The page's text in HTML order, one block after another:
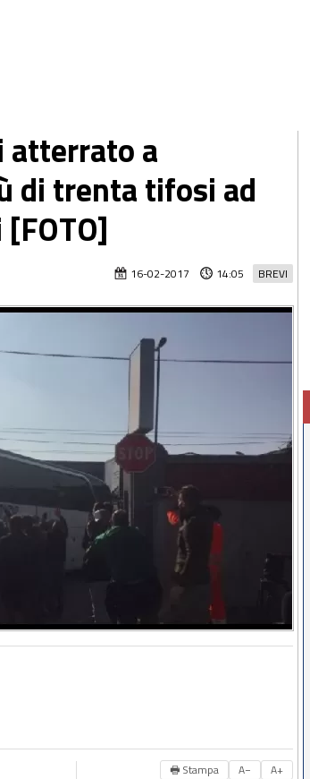
atterrato a
di trenta tifosi ad
BREVI
16-02-2017 14:05
🖶 Stampa A− A+